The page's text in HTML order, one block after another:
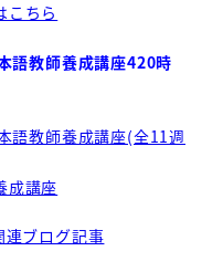
こちら
語教師養成講座420時
語教師養成講座(全11週
成講座
連ブログ記事